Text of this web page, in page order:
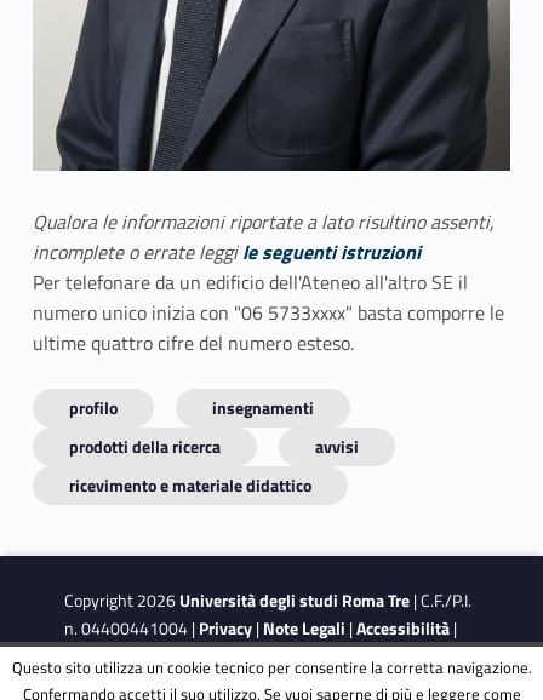
Qualora le informazioni riportate a lato risultino assenti,
incomplete o errate leggile seguenti istruzioni
Per telefonare da un edificio dell'Ateneo all'altro SE il
numero unico inizia con "06 5733xxxx" basta comporre le
ultime quattro cifre del numero esteso.
profilo
insegnamenti
prodotti della ricerca
avvisi
ricevimento e materiale didattico
Copyright 2026Università degli studi Roma Tre| C.F./P.I.
n. 04400441004 |Privacy|Note Legali |Accessibilità|
Obiettivi di accessibilità
| Dichiarazione di accessibilità
Questo sito utilizza un cookie tecnico per consentire la corretta navigazione.
Confermando accetti il suo utilizzo. Se vuoi saperne di più e leggere come